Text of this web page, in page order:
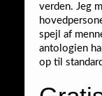
verden. Jeg
spejl af
antologien
op til